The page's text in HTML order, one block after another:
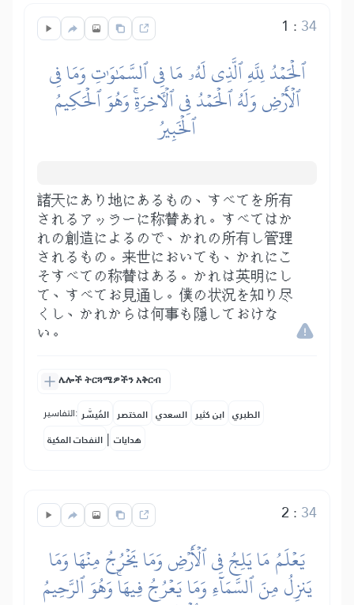
1 : 34
ٱلۡحَمۡدُ لِلَّهِ ٱلَّذِي لَهُۥ مَا فِي ٱلسَّمَٰوَٰتِ وَمَا فِي
ٱلۡأَرۡضِ وَلَهُ ٱلۡحَمۡدُ فِي ٱلۡأٓخِرَةِۚ وَهُوَ ٱلۡحَكِيمُ
ٱلۡخَبِيرُ
諸天にあり地にあるもの、すべてを所有
されるアッラーに称賛あれ。すべてはか
れの創造によるので、かれの所有し管理
されるもの。来世においても、かれにこ
そすべての称賛はある。かれは英明にし
て、すべてお見通し。僕の状況を知り尽
くし、かれからは何事も隠しておけな
い。
ሌሎች ትርጓሜዎችን አቅርብ
التفاسير: المُيسَّر المختصر السعدي ابن كثير الطبري
النفحات المكية | هدايات
2 : 34
يَعۡلَمُ مَا يَلِجُ فِي ٱلۡأَرۡضِ وَمَا يَخۡرُجُ مِنۡهَا وَمَا
يَنزِلُ مِنَ ٱلسَّمَآءِ وَمَا يَعۡرُجُ فِيهَاۚ وَهُوَ ٱلرَّحِيمُ